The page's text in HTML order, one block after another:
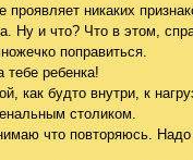
проявляет никаких
Ну и что? Что в этом,
поправиться.
ребенка!
как будто внутри, к
столиком.
что повторяюсь. Надо